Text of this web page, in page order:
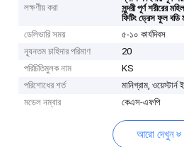
লক্ষণীয় করা
সুন্দরী পূর্ণ শরীরের
ফিটিং ড্রেস ফুল বডি
ডেলিভারি সময়
৫-১০ কার্যদিবস
ন্যূনতম চাহিদার পরিমাণ
20
পরিচিতিমুলক নাম
KS
পরিশোধের শর্ত
মানিগ্রাম,
মডেল নম্বার
কেএস-এফপি
আরো দেখুন